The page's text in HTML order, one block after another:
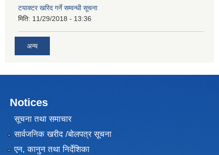
टयाक्टर खरिद गर्ने सम्वन्धी सूचना
मिति: 11/29/2018 - 13:36
अन्य
Notices
सूचना तथा समाचार
सार्वजनिक खरीद /बोलपत्र सूचना
एन, कानुन तथा निर्देशिका